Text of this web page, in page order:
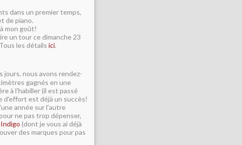
dans un premier temps,
de piano.
mon goût!
un tour ce dimanche 23
les détails ici.
jours, nous avons rendez-
gagnés en une
à l'habiller (il est passé
d'effort est déjà un succès!
année sur l'autre
ne pas trop dépenser,
(dont je vous ai déjà
des marques pour pas